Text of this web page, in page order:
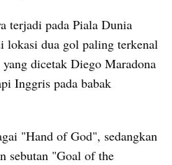
terjadi pada Piala Dunia
lokasi dua gol paling terkenal
dicetak Diego Maradona
Inggris pada babak
"Hand of God", sedangkan
sebutan "Goal of the